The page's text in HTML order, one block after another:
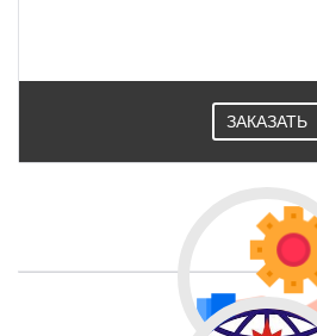
ЗАКАЗАТЬ